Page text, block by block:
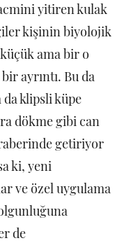
yitiren kulak
kişinin biyolojik
ama bir o
ayrıntı. Bu da
klipsli küpe
dökme gibi can
getiriyor
ki, yeni
ve özel uygulama
de